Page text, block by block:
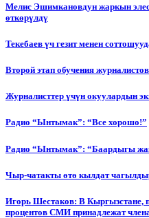
Мелис Эшимкановдун жаркын
өткөрүлдү
Текебаев үч гезит менен
Второй этап обучения
Журналисттер үчүн окуулардын
Радио “Ынтымак”: “Все хорошо!”
Радио “Ынтымак”: “Баардыгы
Чыр-чатакты өтө кылдат
Игорь Шестаков: В Кыргызстане,
процентов СМИ принадлежат